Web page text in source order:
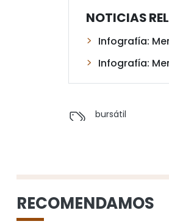
NOTICIAS
Infografía:
Infografía:
bursátil
RECOMENDAMOS